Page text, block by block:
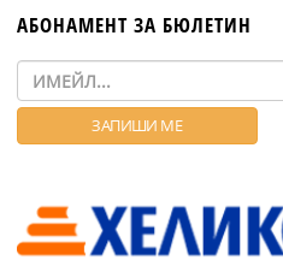
АБОНАМЕНТ ЗА БЮЛЕТИН